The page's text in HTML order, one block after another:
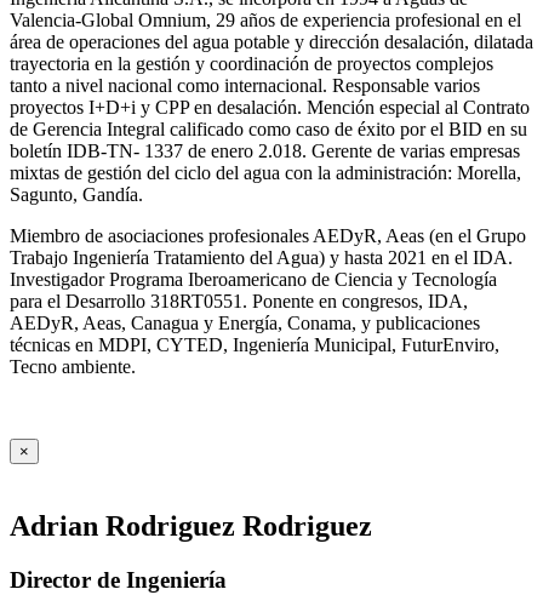
Valencia-Global Omnium, 29 años de experiencia profesional en el
área de operaciones del agua potable y dirección desalación, dilatada
trayectoria en la gestión y coordinación de proyectos complejos
tanto a nivel nacional como internacional. Responsable varios
proyectos I+D+i y CPP en desalación. Mención especial al Contrato
de Gerencia Integral calificado como caso de éxito por el BID en su
boletín IDB-TN- 1337 de enero 2.018. Gerente de varias empresas
mixtas de gestión del ciclo del agua con la administración: Morella,
Sagunto, Gandía.
Miembro de asociaciones profesionales AEDyR, Aeas (en el Grupo
Trabajo Ingeniería Tratamiento del Agua) y hasta 2021 en el IDA.
Investigador Programa Iberoamericano de Ciencia y Tecnología
para el Desarrollo 318RT0551. Ponente en congresos, IDA,
AEDyR, Aeas, Canagua y Energía, Conama, y publicaciones
técnicas en MDPI, CYTED, Ingeniería Municipal, FuturEnviro,
Tecno ambiente.
×
Adrian Rodriguez Rodriguez
Director de Ingeniería